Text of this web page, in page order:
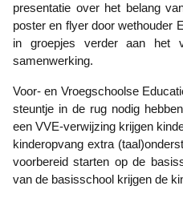
presentatie over het belang
poster en flyer door wethouder
in groepjes verder aan het
samenwerking.
Voor- en Vroegschoolse Educatie is voor kinderen die een extra
steuntje in de rug nodig
een VVE-verwijzing krijgen
kinderopvang extra
voorbereid starten op de
van de basisschool krijgen de